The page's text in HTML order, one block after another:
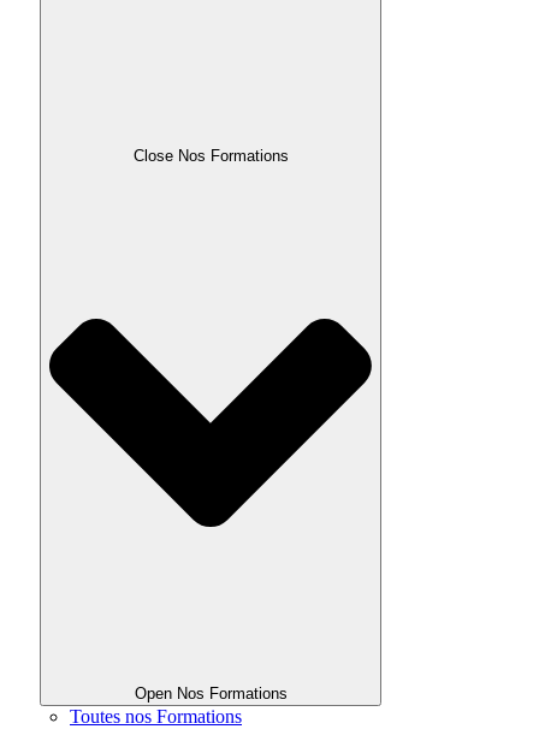
Close Nos Formations
Open Nos Formations
Toutes nos Formations